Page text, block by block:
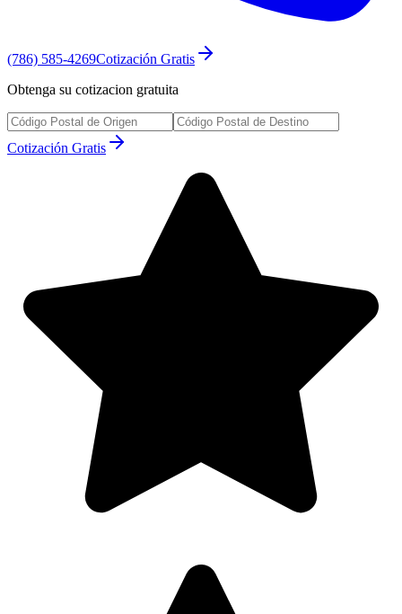
(786) 585-4269Cotización Gratis
Obtenga su cotizacion gratuita
Cotización Gratis